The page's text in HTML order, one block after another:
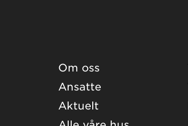
Om oss
Ansatte
Aktuelt